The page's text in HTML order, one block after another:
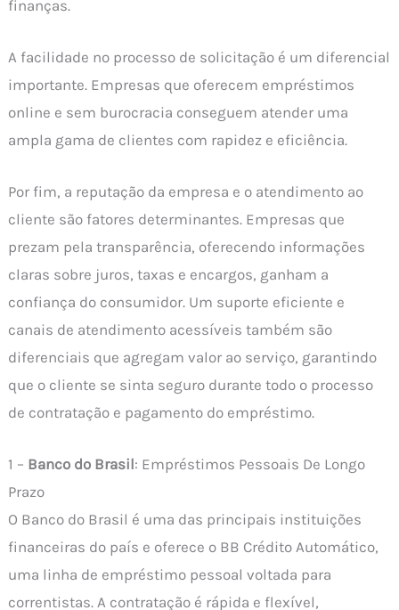
finanças.
A facilidade no processo de solicitação é um diferencial
importante. Empresas que oferecem empréstimos
online e sem burocracia conseguem atender uma
ampla gama de clientes com rapidez e eficiência.
Por fim, a reputação da empresa e o atendimento ao
cliente são fatores determinantes. Empresas que
prezam pela transparência, oferecendo informações
claras sobre juros, taxas e encargos, ganham a
confiança do consumidor. Um suporte eficiente e
canais de atendimento acessíveis também são
diferenciais que agregam valor ao serviço, garantindo
que o cliente se sinta seguro durante todo o processo
de contratação e pagamento do empréstimo.
1 – Banco do Brasil: Empréstimos Pessoais De Longo
Prazo
O Banco do Brasil é uma das principais instituições
financeiras do país e oferece o BB Crédito Automático,
uma linha de empréstimo pessoal voltada para
correntistas. A contratação é rápida e flexível,